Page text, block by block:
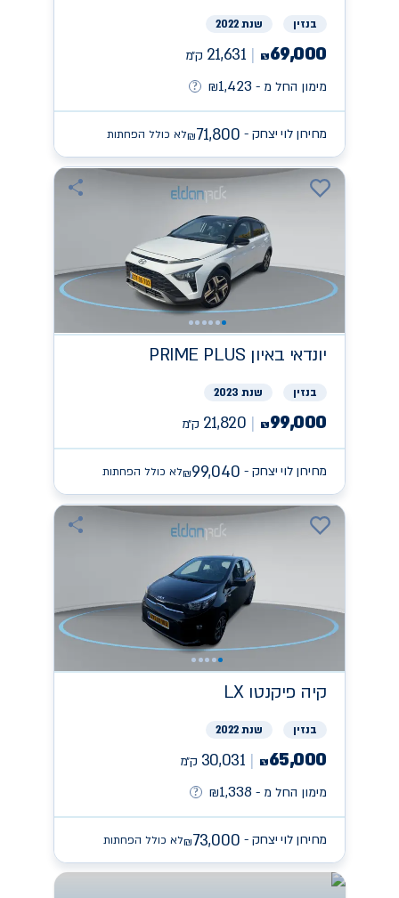
בנזין שנת 2022
₪69,000
21,631 ק״מ
מימון החל מ -
₪1,423
מחירון לוי יצחק - ₪71,800 לא כולל הפחתות
יונדאי PRIME PLUS באיון
בנזין שנת 2023
₪99,000
21,820 ק״מ
מחירון לוי יצחק - ₪99,040 לא כולל הפחתות
קיה פיקנטו LX
בנזין שנת 2022
₪65,000
30,031 ק״מ
מימון החל מ -
₪1,338
מחירון לוי יצחק - ₪73,000 לא כולל הפחתות